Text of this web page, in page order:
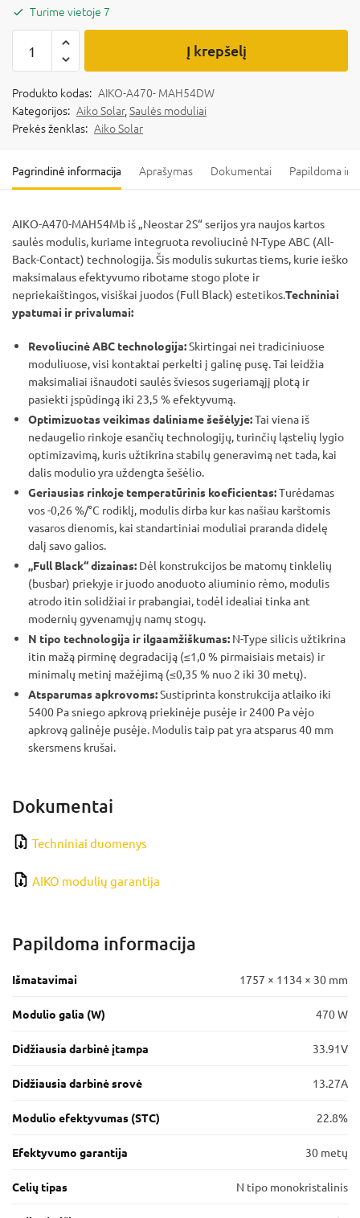
Turime vietoje 7
Į krepšelį
Produkto kodas: AIKO-A470- MAH54DW
Kategorijos: Aiko Solar,Saulės moduliai
Prekės ženklas: Aiko Solar
Pagrindinė informacija Aprašymas Dokumentai Papildoma
AIKO-A470-MAH54Mb iš „Neostar 2S“ serijos yra naujos kartos
saulės modulis, kuriame integruota revoliucinė N-Type ABC (All-
Back-Contact) technologija. Šis modulis sukurtas tiems, kurie ieško
maksimalaus efektyvumo ribotame stogo plote ir
nepriekaištingos, visiškai juodos (Full Black) estetikos.Techniniai
ypatumai ir privalumai:
Revoliucinė ABC technologija:Skirtingai nei tradiciniuose
moduliuose, visi kontaktai perkelti į galinę pusę. Tai leidžia
maksimaliai išnaudoti saulės šviesos sugeriamąjį plotą ir
pasiekti įspūdingą iki 23,5 % efektyvumą.
Optimizuotas veikimas daliniame šešėlyje:Tai viena iš
nedaugelio rinkoje esančių technologijų, turinčių ląstelių lygio
optimizavimą, kuris užtikrina stabilų generavimą net tada, kai
dalis modulio yra uždengta šešėlio.
Geriausias rinkoje temperatūrinis koeficientas:Turėdamas
vos -0,26 %/°C rodiklį, modulis dirba kur kas našiau karštomis
vasaros dienomis, kai standartiniai moduliai praranda didelę
dalį savo galios.
„Full Black“ dizainas: Dėl konstrukcijos be matomų tinklelių
(busbar) priekyje ir juodo anoduoto aliuminio rėmo, modulis
atrodo itin solidžiai ir prabangiai, todėl idealiai tinka ant
modernių gyvenamųjų namų stogų.
N tipo technologija ir ilgaamžiškumas: N-Type silicis užtikrina
itin mažą pirminę degradaciją (≤1,0 % pirmaisiais metais) ir
minimalų metinį mažėjimą (≤0,35 % nuo 2 iki 30 metų).
Atsparumas apkrovoms:Sustiprinta konstrukcija atlaiko iki
5400 Pa sniego apkrovą priekinėje pusėje ir 2400 Pa vėjo
apkrovą galinėje pusėje. Modulis taip pat yra atsparus 40 mm
skersmens krušai.
Dokumentai
Techniniai duomenys
AIKO modulių garantija
Papildoma informacija
Išmatavimai 1757 × 1134 × 30 mm
Modulio galia (W) 470 W
Didžiausia darbinė įtampa 33.91V
Didžiausia darbinė srovė 13.27A
Modulio efektyvumas (STC) 22.8%
Efektyvumo garantija 30 metų
Celių tipas N tipo monokristalinis